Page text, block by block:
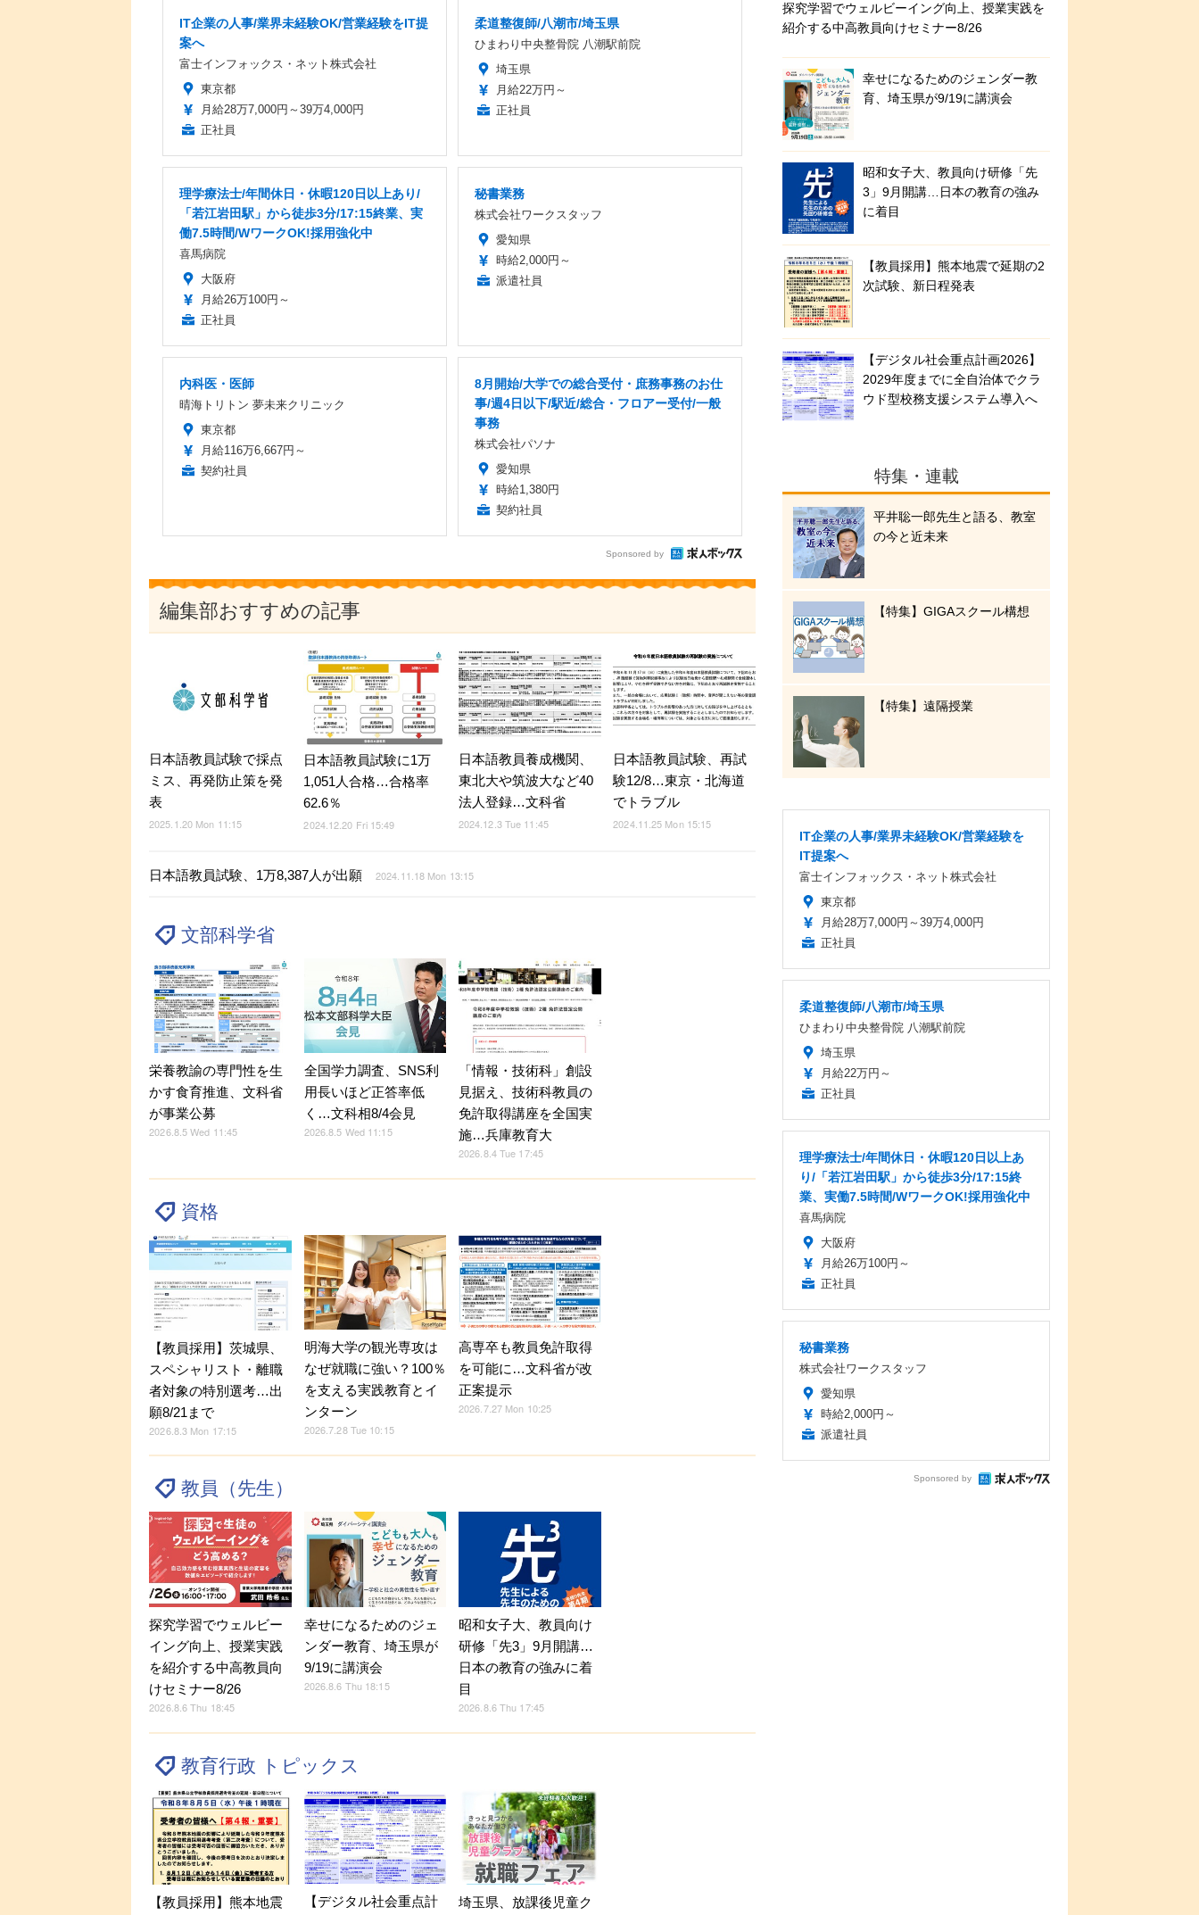
IT企業の人事/業界未経験OK/営業経験をIT提
案へ
富士インフォックス・ネット株式会社
東京都
月給28万7,000円～39万4,000円
正社員
柔道整復師/八潮市/埼玉県
ひまわり中央整骨院 八潮駅前院
埼玉県
月給22万円～
正社員
理学療法士/年間休日・休暇120日以上あり/
「若江岩田駅」から徒歩3分/17:15終業、実
働7.5時間/WワークOK!採用強化中
喜馬病院
大阪府
月給26万100円～
正社員
秘書業務
株式会社ワークスタッフ
愛知県
時給2,000円～
派遣社員
内科医・医師
晴海トリトン 夢未来クリニック
東京都
月給116万6,667円～
契約社員
8月開始/大学での総合受付・庶務事務のお仕
事/週4日以下/駅近/総合・フロアー受付/一般
事務
株式会社パソナ
愛知県
時給1,380円
契約社員
Sponsored by
編集部おすすめの記事
日本語教員試験で採点
ミス、再発防止策を発
表
2025.1.20 Mon 11:15
日本語教員試験に1万
1,051人合格…合格率
62.6％
2024.12.20 Fri 15:49
日本語教員養成機関、
東北大や筑波大など40
法人登録…文科省
2024.12.3 Tue 11:45
日本語教員試験、再試
験12/8…東京・北海道
でトラブル
2024.11.25 Mon 15:15
日本語教員試験、1万8,387人が出願 2024.11.18 Mon 13:15
文部科学省
栄養教諭の専門性を生
かす食育推進、文科省
が事業公募
2026.8.5 Wed 11:45
全国学力調査、SNS利
用長いほど正答率低
く…文科相8/4会見
2026.8.5 Wed 11:15
「情報・技術科」創設
見据え、技術科教員の
免許取得講座を全国実
施…兵庫教育大
2026.8.4 Tue 17:45
資格
【教員採用】茨城県、
スペシャリスト・離職
者対象の特別選考…出
願8/21まで
2026.8.3 Mon 17:15
明海大学の観光専攻は
なぜ就職に強い？100％
を支える実践教育とイ
ンターン
2026.7.28 Tue 10:15
高専卒も教員免許取得
を可能に…文科省が改
正案提示
2026.7.27 Mon 10:25
教員（先生）
探究学習でウェルビー
イング向上、授業実践
を紹介する中高教員向
けセミナー8/26
2026.8.6 Thu 18:45
幸せになるためのジェ
ンダー教育、埼玉県が
9/19に講演会
2026.8.6 Thu 18:15
昭和女子大、教員向け
研修「先3」9月開講…
日本の教育の強みに着
目
2026.8.6 Thu 17:45
教育行政 トピックス
【教員採用】熊本地震 【デジタル社会重点計 埼玉県、放課後児童ク
探究学習でウェルビーイング向上、授業実践を
紹介する中高教員向けセミナー8/26
幸せになるためのジェンダー教
育、埼玉県が9/19に講演会
昭和女子大、教員向け研修「先
3」9月開講…日本の教育の強み
に着目
【教員採用】熊本地震で延期の2
次試験、新日程発表
【デジタル社会重点計画2026】
2029年度までに全自治体でクラ
ウド型校務支援システム導入へ
特集・連載
平井聡一郎先生と語る、教室
の今と近未来
【特集】GIGAスクール構想
【特集】遠隔授業
IT企業の人事/業界未経験OK/営業経験を
IT提案へ
富士インフォックス・ネット株式会社
東京都
月給28万7,000円～39万4,000円
正社員
柔道整復師/八潮市/埼玉県
ひまわり中央整骨院 八潮駅前院
埼玉県
月給22万円～
正社員
理学療法士/年間休日・休暇120日以上あ
り/「若江岩田駅」から徒歩3分/17:15終
業、実働7.5時間/WワークOK!採用強化中
喜馬病院
大阪府
月給26万100円～
正社員
秘書業務
株式会社ワークスタッフ
愛知県
時給2,000円～
派遣社員
Sponsored by